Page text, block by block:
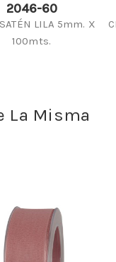
2046-60
LILA 5mm. X
100mts.
La Misma